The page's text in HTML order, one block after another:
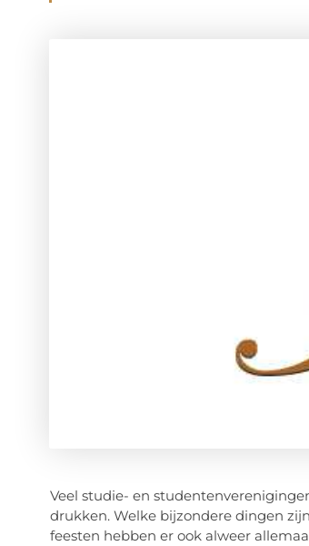
Veel studie- en
drukken. Welke bijzondere dingen
feesten hebben er ook alweer